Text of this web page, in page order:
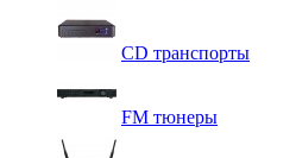
CD транспорты
FM тюнеры